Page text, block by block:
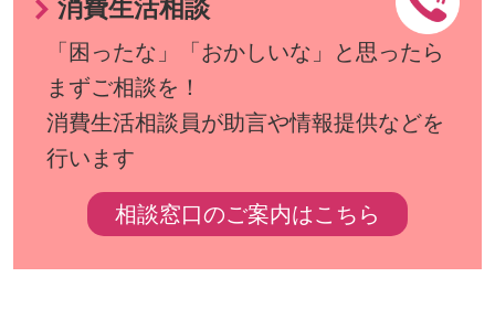
消費生活相談
「困ったな」「おかしいな」と思ったら
まずご相談を！
消費生活相談員が助言や情報提供などを
行います
相談窓口のご案内はこちら